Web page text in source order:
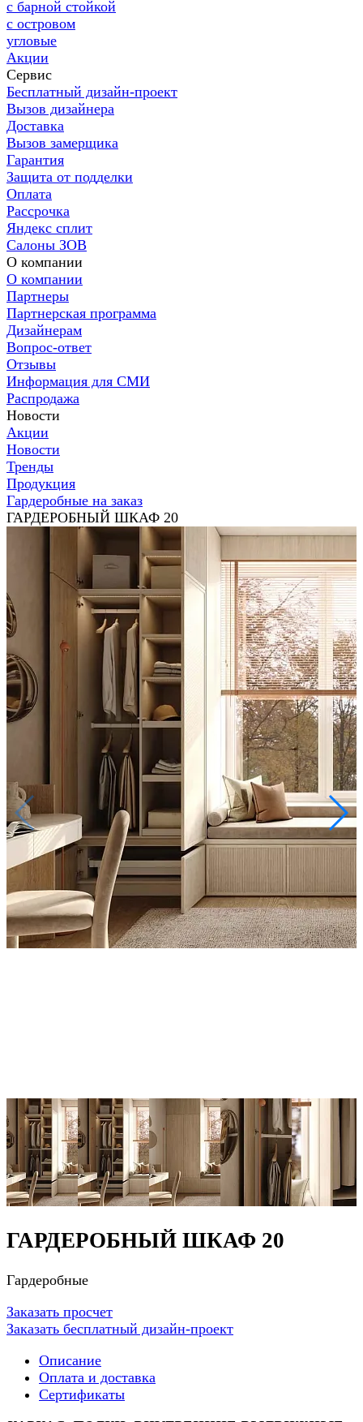
с барной стойкой
с островом
угловые
Акции
Сервис
Бесплатный дизайн-проект
Вызов дизайнера
Доставка
Вызов замерщика
Гарантия
Защита от подделки
Оплата
Рассрочка
Яндекс сплит
Салоны ЗОВ
О компании
О компании
Партнеры
Партнерская программа
Дизайнерам
Вопрос-ответ
Отзывы
Информация для СМИ
Распродажа
Новости
Акции
Новости
Тренды
Продукция
Гардеробные на заказ
ГАРДЕРОБНЫЙ ШКАФ 20
ГАРДЕРОБНЫЙ ШКАФ 20
Гардеробные
Заказать просчет
Заказать бесплатный дизайн-проект
Описание
Оплата и доставка
Сертификаты